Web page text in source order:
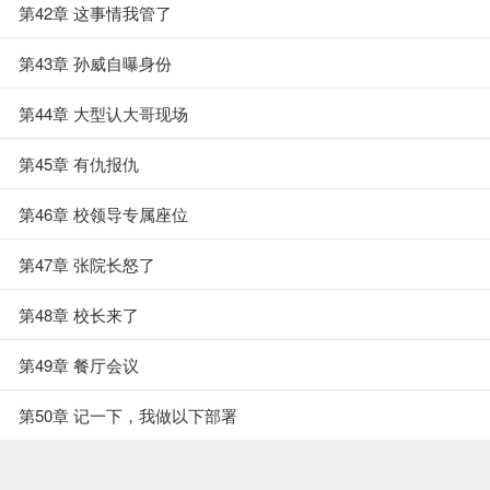
第42章 这事情我管了
第43章 孙威自曝身份
第44章 大型认大哥现场
第45章 有仇报仇
第46章 校领导专属座位
第47章 张院长怒了
第48章 校长来了
第49章 餐厅会议
第50章 记一下，我做以下部署